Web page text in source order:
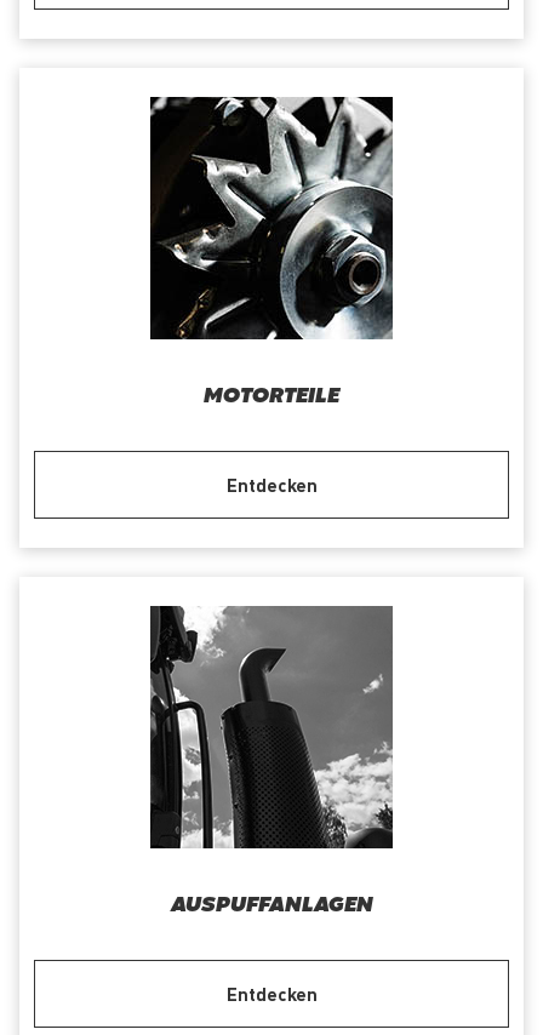
MOTORTEILE
Entdecken
AUSPUFFANLAGEN
Entdecken